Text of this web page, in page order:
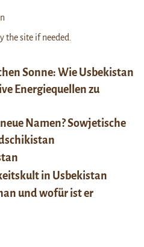
Sonne: Wie Usbekistan
Energiequellen zu
Namen? Sowjetische
in Usbekistan
und wofür ist er
the site if needed.